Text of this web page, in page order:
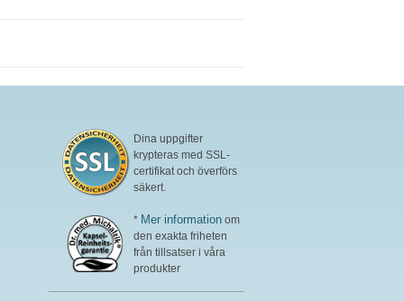
familjeföretag. Utan tillsatser,
högrent och utvecklat av ett
läkarteam med hög expertis
inom växtsubstanser samt
makro- och
ledning av Dr. med. Alexander
Michalzik.
Dina uppgifter
krypteras med SSL-
certifikat och överförs
säkert.
* Mer information om
den exakta friheten
från tillsatser i våra
produkter